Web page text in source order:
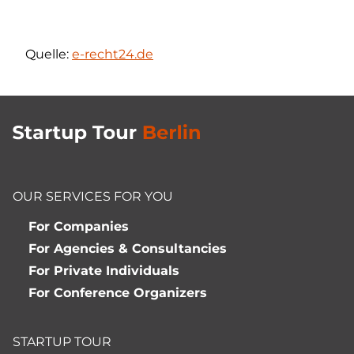
Quelle: e-recht24.de
OUR SERVICES FOR YOU
For Companies
For Agencies & Consultancies
For Private Individuals
For Conference Organizers
STARTUP TOUR